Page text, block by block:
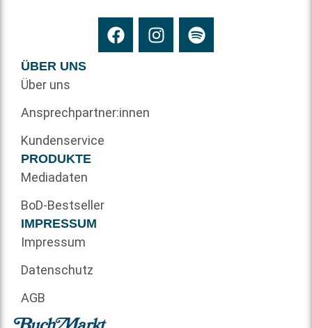
ÜBER UNS
Über uns
Ansprechpartner:innen
Kundenservice
PRODUKTE
Mediadaten
BoD-Bestseller
IMPRESSUM
Impressum
Datenschutz
AGB